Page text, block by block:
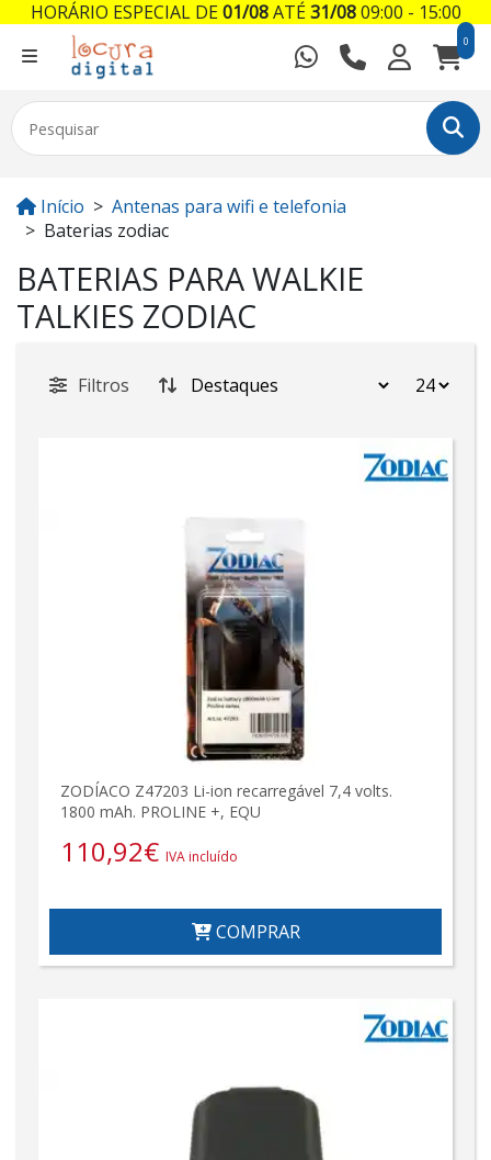
0
Início
Antenas para wifi e telefonia
Baterias zodiac
BATERIAS PARA WALKIE
TALKIES ZODIAC
Filtros
ZODÍACO Z47203 Li-ion recarregável 7,4 volts.
1800 mAh. PROLINE +, EQU
110,92€ IVA incluído
COMPRAR
HORÁRIO ESPECIAL DE01/08ATÉ31/0809:00 - 15:00